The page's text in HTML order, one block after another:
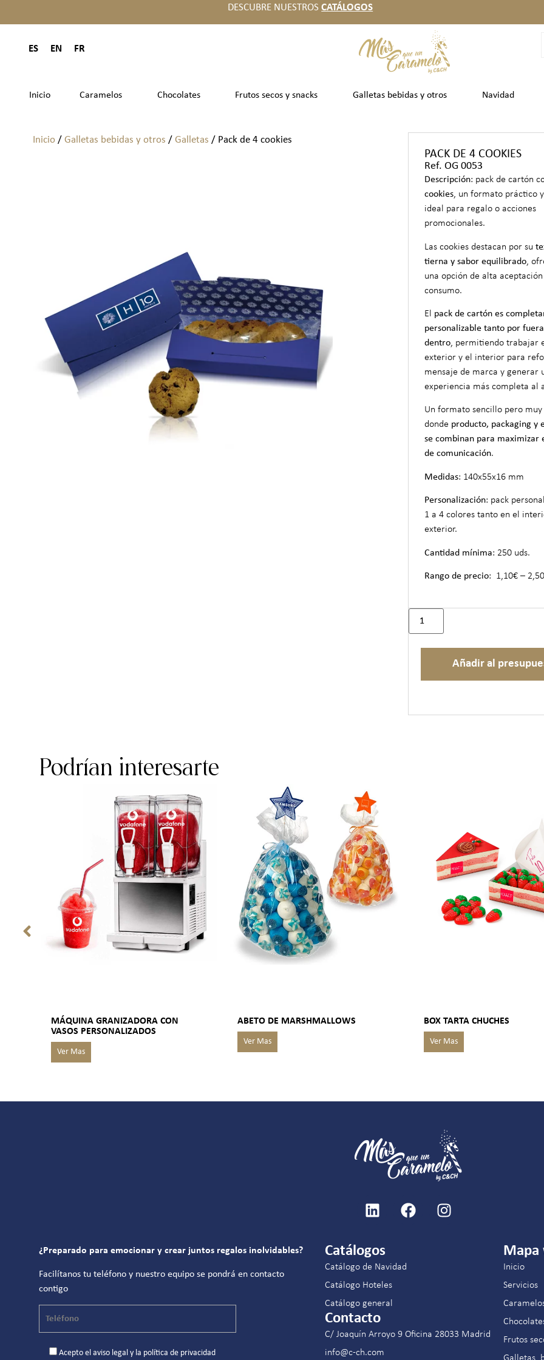
DESCUBRE NUESTROSCATÁLOGOS
ES EN FR
Inicio Caramelos Chocolates Frutos secos y snacks Galletas bebidas y otros Navidad
Inicio/ Galletas bebidas y otros / Galletas / Pack de 4 cookies
PACK DE 4 COOKIES
Ref. OG 0053
Descripción: pack de cartón
cookies, un formato práctico
ideal para regalo o acciones
promocionales.
Las cookies destacan por su
tierna y sabor equilibrado,
una opción de alta aceptación
consumo.
El pack de cartón es
personalizable tanto por
dentro, permitiendo trabajar
exterior y el interior para
mensaje de marca y generar
experiencia más completa al
Un formato sencillo pero muy
donde producto, packaging y
se combinan para maximizar
de comunicación.
Medidas: 140x55x16 mm
Personalización: pack
1 a 4 colores tanto en el
exterior.
Cantidad mínima: 250 uds.
Rango de precio: 1,10€ –
Añadir al
Podrían interesarte
MÁQUINA GRANIZADORA CON
VASOS PERSONALIZADOS
ABETO DE MARSHMALLOWS BOX TARTA CHUCHES
¿Preparado para emocionar y crear juntos regalos inolvidables?
Facilítanos tu teléfono y nuestro equipo se pondrá en contacto
contigo
Acepto el aviso legal y la política de privacidad
Catálogos
Catálogo de Navidad
Catálogo Hoteles
Catálogo general
Contacto
C/ Joaquín Arroyo 9 Oficina 28033 Madrid
info@c-ch.com
Mapa
Inicio
Servicios
Frutos